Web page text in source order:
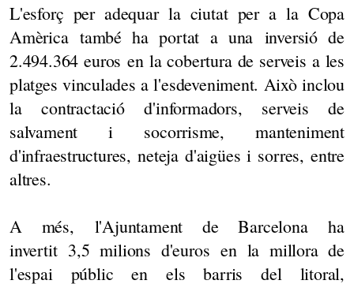
L'esforç per adequar la ciutat per a la Copa
Amèrica també ha portat a una inversió de
2.494.364 euros en la cobertura de serveis a les
platges vinculades a l'esdeveniment. Això inclou
la contractació d'informadors, serveis de
salvament i socorrisme, manteniment
d'infraestructures, neteja d'aigües i sorres, entre
altres.
A més, l'Ajuntament de Barcelona ha
invertit 3,5 milions d'euros en la millora de
l'espai públic en els barris del litoral,